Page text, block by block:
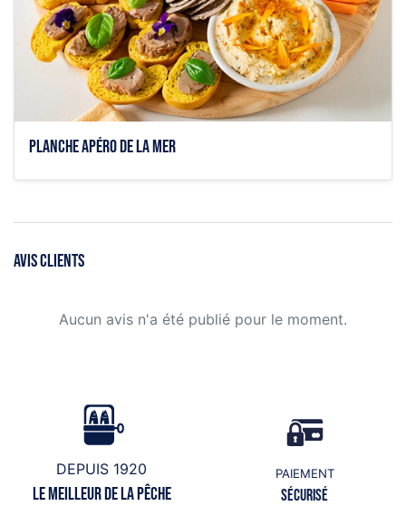
Planche apéro de la mer
AVIS CLIENTS
Aucun avis n'a été publié pour le moment.
DEPUIS 1920
Le meilleur de la pêche
PAIEMENT
Sécurisé